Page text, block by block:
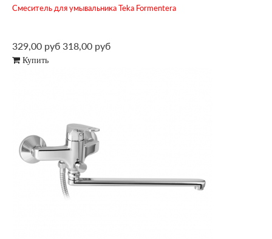
Смеситель для умывальника Teka Formentera
329,00 руб 318,00 руб
Купить